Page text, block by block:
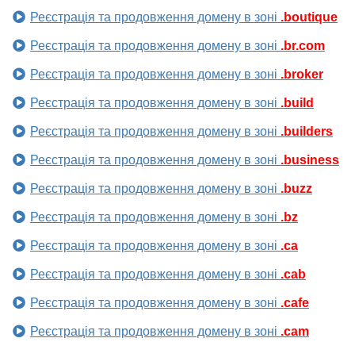
Реєстрація та продовження домену в зоні .boutique
Реєстрація та продовження домену в зоні .br.com
Реєстрація та продовження домену в зоні .broker
Реєстрація та продовження домену в зоні .build
Реєстрація та продовження домену в зоні .builders
Реєстрація та продовження домену в зоні .business
Реєстрація та продовження домену в зоні .buzz
Реєстрація та продовження домену в зоні .bz
Реєстрація та продовження домену в зоні .ca
Реєстрація та продовження домену в зоні .cab
Реєстрація та продовження домену в зоні .cafe
Реєстрація та продовження домену в зоні .cam